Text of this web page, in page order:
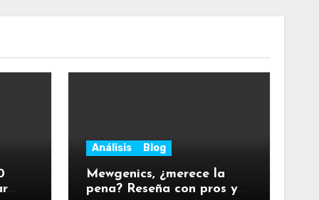
Análisis Blog
Mewgenics, ¿merece la
pena? Reseña con pros y